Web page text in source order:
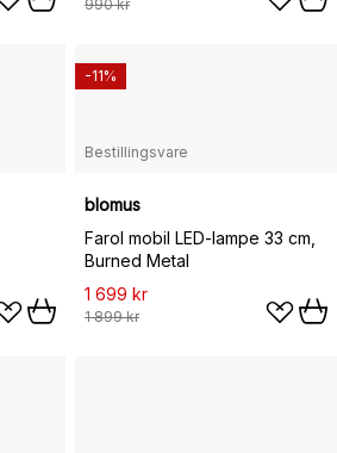
990 kr
Bestillingsvare
blomus
Farol mobil LED-lampe 33 cm,
Burned Metal
1 699 kr
1 899 kr
-11%